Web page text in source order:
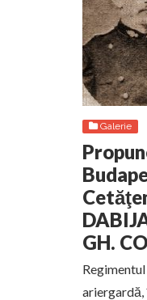
Galerie
GH.
ariergardă,